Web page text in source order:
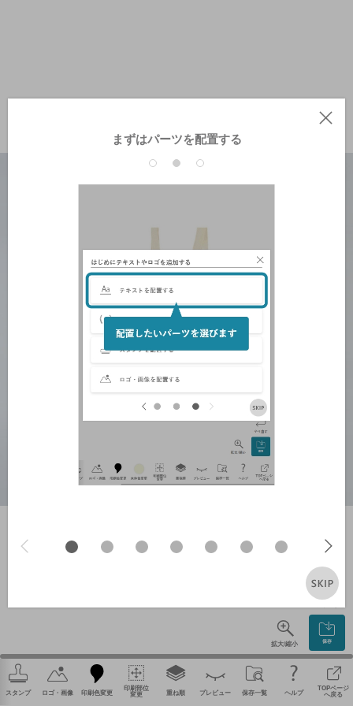
保存
拡大/縮小
スタンプ ロゴ・画像 印刷色変更
印刷部位
変更 重ね順 プレビュー 保存一覧 ヘルプ
TOPページ
へ戻る
まずはパーツを配置する